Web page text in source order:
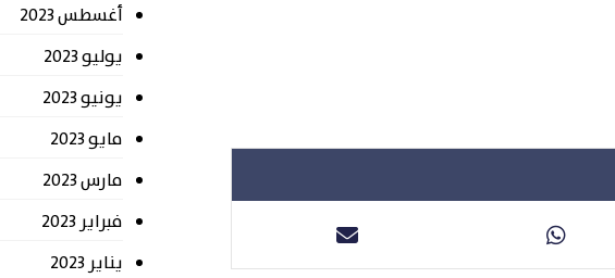
أغسطس 2023
يوليو 2023
يونيو 2023
مايو 2023
مارس 2023
فبراير 2023
يناير 2023